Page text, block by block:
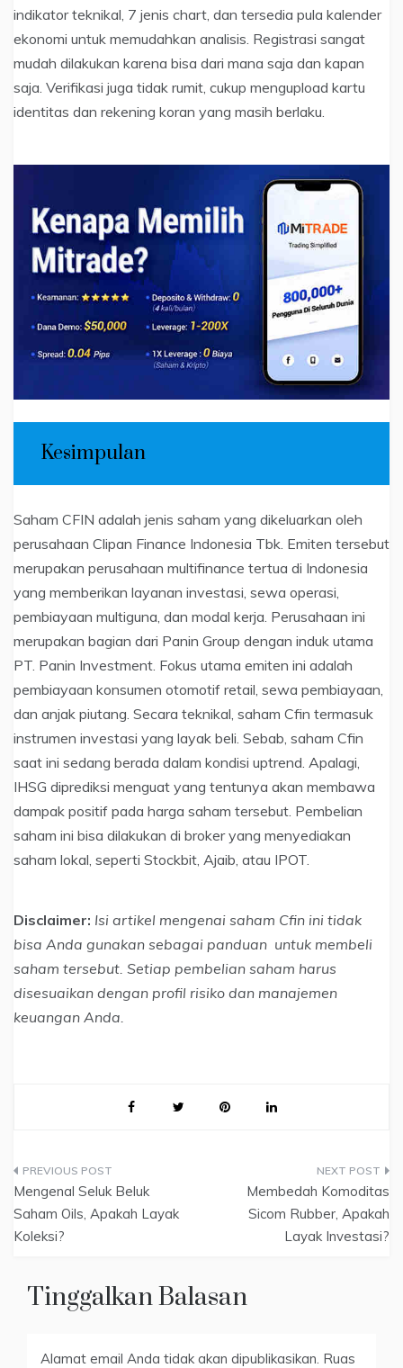
indikator teknikal, 7 jenis chart, dan tersedia pula kalender
ekonomi untuk memudahkan analisis. Registrasi sangat
mudah dilakukan karena bisa dari mana saja dan kapan
saja. Verifikasi juga tidak rumit, cukup mengupload kartu
identitas dan rekening koran yang masih berlaku.
Kesimpulan
Saham CFIN adalah jenis saham yang dikeluarkan oleh
perusahaan Clipan Finance Indonesia Tbk. Emiten tersebut
merupakan perusahaan multifinance tertua di Indonesia
yang memberikan layanan investasi, sewa operasi,
pembiayaan multiguna, dan modal kerja. Perusahaan ini
merupakan bagian dari Panin Group dengan induk utama
PT. Panin Investment. Fokus utama emiten ini adalah
pembiayaan konsumen otomotif retail, sewa pembiayaan,
dan anjak piutang. Secara teknikal, saham Cfin termasuk
instrumen investasi yang layak beli. Sebab, saham Cfin
saat ini sedang berada dalam kondisi uptrend. Apalagi,
IHSG diprediksi menguat yang tentunya akan membawa
dampak positif pada harga saham tersebut. Pembelian
saham ini bisa dilakukan di broker yang menyediakan
saham lokal, seperti Stockbit, Ajaib, atau IPOT.
Disclaimer: Isi artikel mengenai saham Cfin ini tidak
bisa Anda gunakan sebagai panduan untuk membeli
saham tersebut. Setiap pembelian saham harus
disesuaikan dengan profil risiko dan manajemen
keuangan Anda.
Navigasi
pos
Mengenal Seluk Beluk
Saham Oils, Apakah Layak
Koleksi?
Membedah Komoditas
Sicom Rubber, Apakah
Layak Investasi?
Tinggalkan Balasan
Alamat email Anda tidak akan dipublikasikan. Ruas